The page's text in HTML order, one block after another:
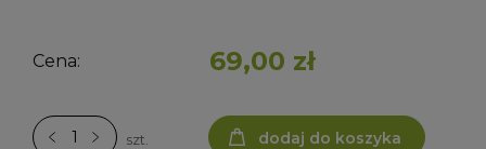
Cena: 69,00 zł
szt. dodaj do koszyka